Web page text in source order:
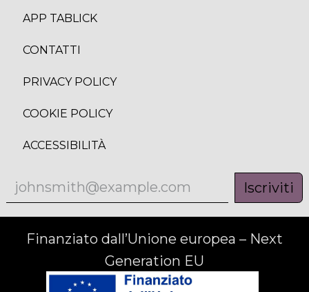
APP TABLICK
CONTATTI
PRIVACY POLICY
COOKIE POLICY
ACCESSIBILITÀ
Iscriviti
Finanziato dall’Unione europea – Next
Generation EU